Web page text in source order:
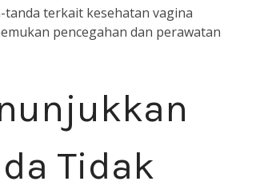
terkait kesehatan vagina
pencegahan dan perawatan
Tidak